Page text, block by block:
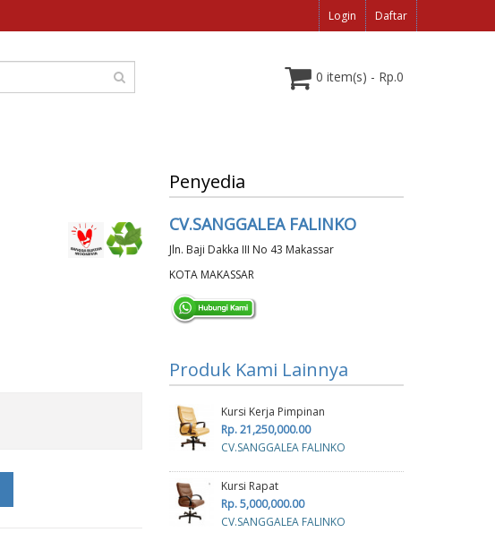
Login Daftar
0 item(s) - Rp.0
Penyedia
CV.SANGGALEA FALINKO
Jln. Baji Dakka III No 43 Makassar
KOTA MAKASSAR
Produk Kami Lainnya
Kursi Kerja Pimpinan
Rp. 21,250,000.00
CV.SANGGALEA FALINKO
Kursi Rapat
Rp. 5,000,000.00
CV.SANGGALEA FALINKO